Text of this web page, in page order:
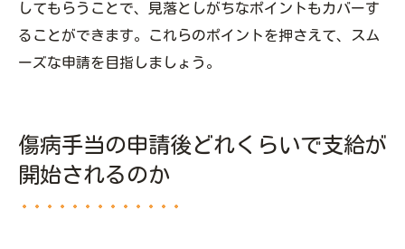
してもらうことで、見落としがちなポイントもカバーす
ることができます。これらのポイントを押さえて、スム
ーズな申請を目指しましょう。
傷病手当の申請後どれくらいで支給が
開始されるのか